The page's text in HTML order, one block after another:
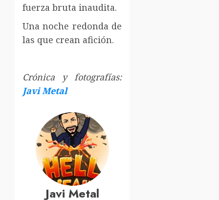
fuerza bruta inaudita.
Una noche redonda de
las que crean afición.
Crónica y fotografías:
Javi Metal
Javi Metal